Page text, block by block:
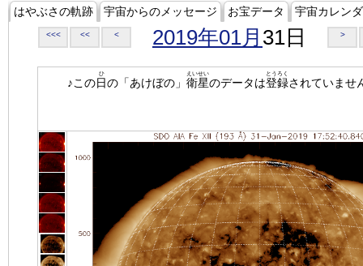
はやぶさの軌跡 宇宙からのメッセージ お宝データ 宇宙カレン
<<< << < 2019年01月 31日 >
♪この日
ひ
の「あけぼの」 衛星
えいせい
のデータは登録
とうろく
されていませ